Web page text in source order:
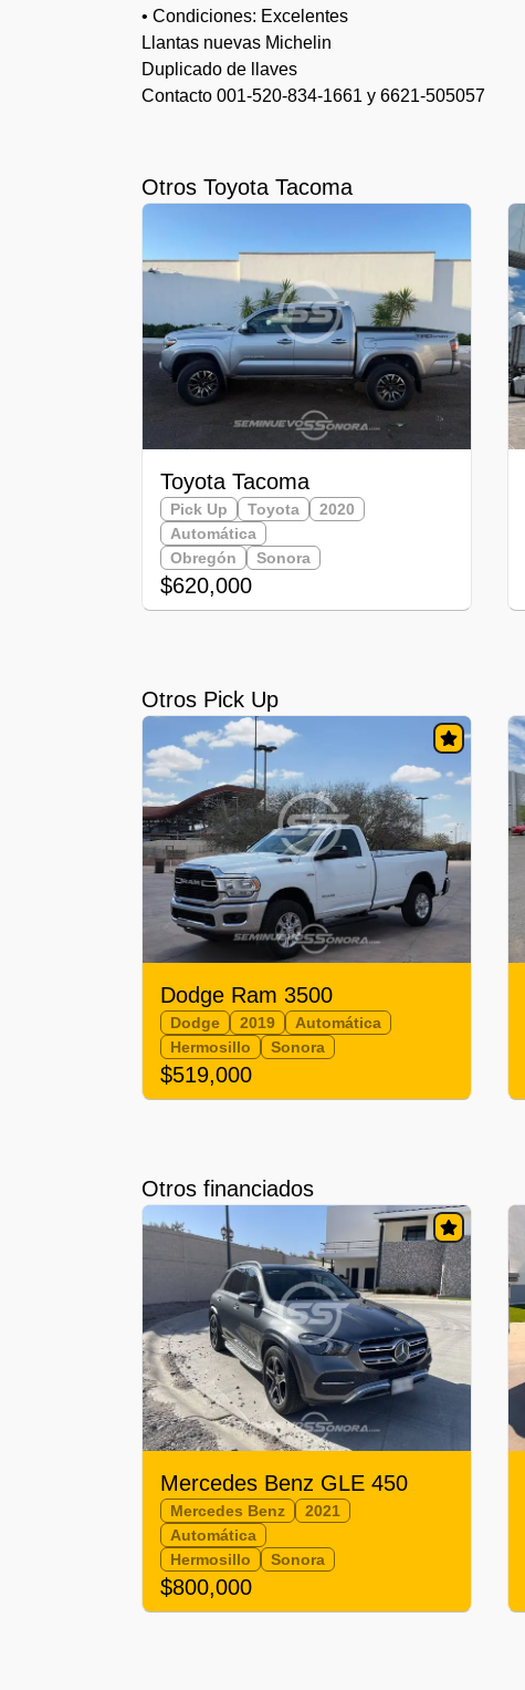
• Condiciones: Excelentes
Llantas nuevas Michelin
Duplicado de llaves
Contacto 001-520-834-1661 y 6621-505057
Otros Toyota Tacoma
Toyota Tacoma
Pick Up Toyota
2020
Automática
Obregón
Sonora
$620,000
Otros Pick Up
Dodge Ram 3500
Dodge 2019
Automática
Hermosillo
Sonora
$519,000
Otros financiados
Mercedes Benz GLE 450
Mercedes Benz
2021
Automática
Hermosillo
Sonora
$800,000